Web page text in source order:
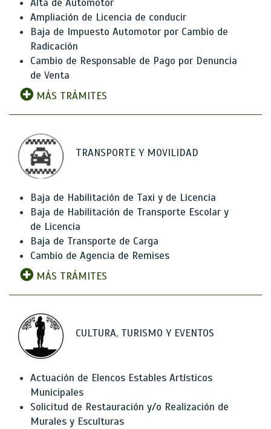
Alta de Automotor
Ampliación de Licencia de conducir
Baja de Impuesto Automotor por Cambio de
Radicación
Cambio de Responsable de Pago por Denuncia
de Venta
MÁS TRÁMITES
TRANSPORTE Y MOVILIDAD
Baja de Habilitación de Taxi y de Licencia
Baja de Habilitación de Transporte Escolar y
de Licencia
Baja de Transporte de Carga
Cambio de Agencia de Remises
MÁS TRÁMITES
CULTURA, TURISMO Y EVENTOS
Actuación de Elencos Estables Artísticos
Municipales
Solicitud de Restauración y/o Realización de
Murales y Esculturas